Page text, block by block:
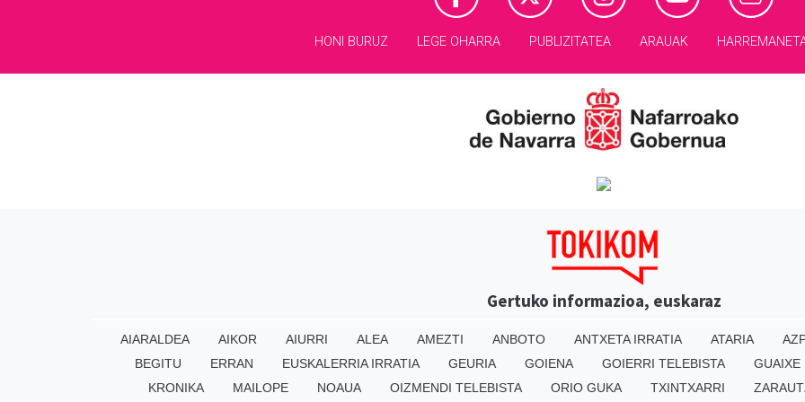
HONI BURUZ LEGE OHARRA PUBLIZITATEA ARAUAK
Gertuko informazioa, euskaraz
AIARALDEA AIKOR AIURRI ALEA AMEZTI ANBOTO ANTXETA IRRATIA ATARIA
BEGITU
ERRAN EUSKALERRIA IRRATIA GEURIA GOIENA GOIERRI TELEBISTA
GUAIXE
KRONIKA
MAILOPE NOAUA OIZMENDI TELEBISTA ORIO GUKA TXINTXARRI